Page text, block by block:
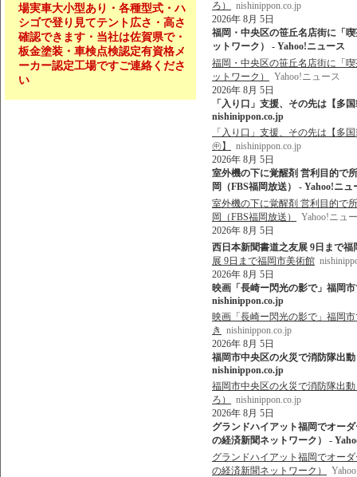
場実車大小型あり・各種型式・ハ
シゴで登り見てテント広さ・高さ
確認できます・当社は佐賀県で・
板金塗装・車検点検認定有資格メ
ーカー認定工場ですご連絡くださ
い
ろ）
nishinippon.co.jp
2026年 8月 5日
福岡・中央区の笹丘名店街に「
ットワーク） - Yahoo!ニュース
福岡・中央区の笹丘名店街に「
ットワーク）
Yahoo!ニュース
2026年 8月 5日
「入り口」支援、その先は【多
nishinippon.co.jp
「入り口」支援、その先は【多
㊥】
nishinippon.co.jp
2026年 8月 5日
室外機の下に覚醒剤 営利目的で
岡（FBS福岡放送） - Yahoo!ニュ
室外機の下に覚醒剤 営利目的で
岡（FBS福岡放送）
Yahoo!ニュ
2026年 8月 5日
西日本新聞書道之友展 9日まで
展 9日まで福岡市美術館
2026年 8月 5日
映画「長崎ー閃光の影で」福岡
nishinippon.co.jp
映画「長崎ー閃光の影で」福岡
き nishinippon.co.jp
2026年 8月 5日
福岡市中央区の火災で消防隊出
nishinippon.co.jp
福岡市中央区の火災で消防隊出
ろ）
nishinippon.co.jp
2026年 8月 5日
グランドハイアット福岡でオー
の経済新聞ネットワーク） -
グランドハイアット福岡でオー
の経済新聞ネットワーク）